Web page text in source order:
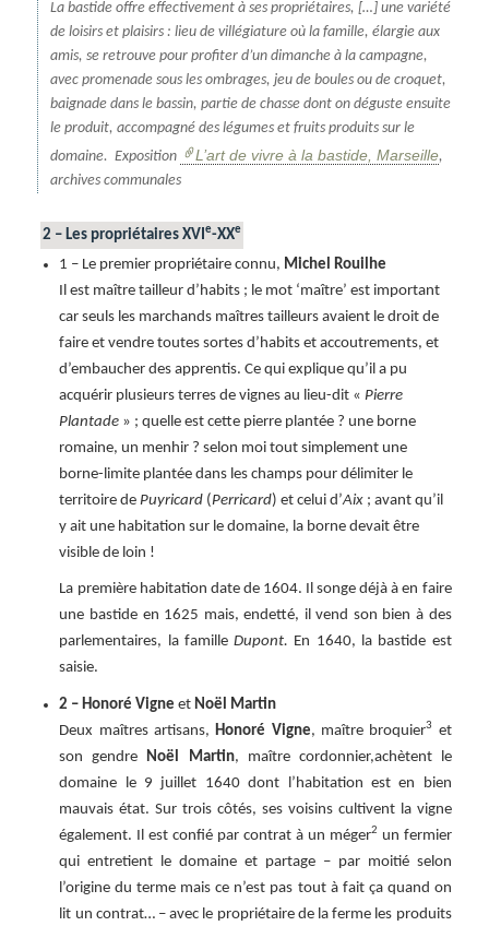
La bastide offre effectivement à ses propriétaires, […] une variété
de loisirs et plaisirs : lieu de villégiature où la famille, élargie aux
amis, se retrouve pour profiter d’un dimanche à la campagne,
avec promenade sous les ombrages, jeu de boules ou de croquet,
baignade dans le bassin, partie de chasse dont on déguste ensuite
le produit, accompagné des légumes et fruits produits sur le
domaine. Exposition
L’art de vivre à la bastide, Marseille,
archives communales
2 – Les propriétaires XVIe-XXe
1 – Le premier propriétaire connu, Michel Rouilhe
Il est maître tailleur d’habits ; le mot ‘maître’ est important
car seuls les marchands maîtres tailleurs avaient le droit de
faire et vendre toutes sortes d’habits et accoutrements, et
d’embaucher des apprentis. Ce qui explique qu’il a pu
acquérir plusieurs terres de vignes au lieu-dit «Pierre
Plantade » ; quelle est cette pierre plantée ? une borne
romaine, un menhir ? selon moi tout simplement une
borne-limite plantée dans les champs pour délimiter le
territoire dePuyricard (Perricard) et celui d’Aix ; avant qu’il
y ait une habitation sur le domaine, la borne devait être
visible de loin !
La première habitation date de 1604. Il songe déjà à en faire
une bastide en 1625 mais, endetté, il vend son bien à des
parlementaires, la familleDupont. En 1640, la bastide est
saisie.
2 – Honoré Vigne et Noël Martin
Deux maîtres artisans, Honoré Vigne, maître broquier3
et
son gendre
Noël Martin, maître cordonnier,achètent le
domaine le 9 juillet 1640 dont l’habitation est en bien
mauvais état. Sur trois côtés, ses voisins cultivent la vigne
également. Il est confié par contrat à un méger2 un fermier
qui entretient le domaine et partage – par moitié selon
l’origine du terme mais ce n’est pas tout à fait ça quand on
lit un contrat… – avec le propriétaire de la ferme les produits